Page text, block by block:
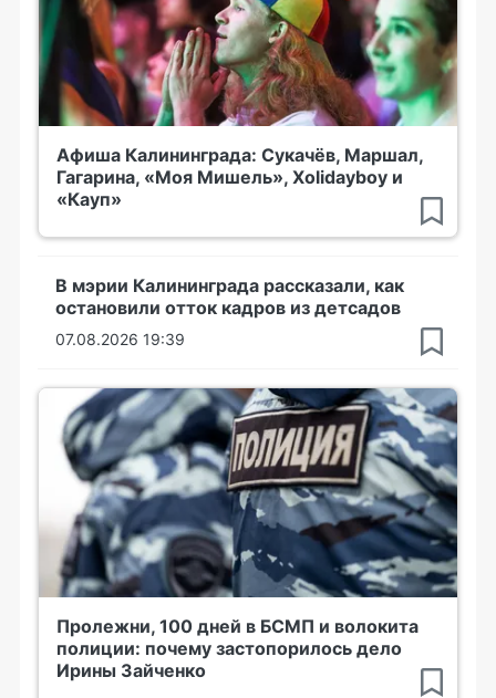
Афиша Калининграда: Сукачёв, Маршал,
Гагарина, «Моя Мишель», Xolidayboy и
«Кауп»
В мэрии Калининграда рассказали, как
остановили отток кадров из детсадов
07.08.2026 19:39
Пролежни, 100 дней в БСМП и волокита
полиции: почему застопорилось дело
Ирины Зайченко